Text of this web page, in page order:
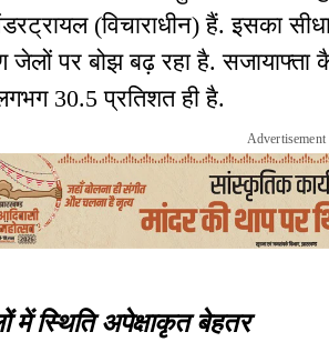
(विचाराधीन) हैं. इसका
जेलों पर बोझ बढ़ रहा है.
30.5 प्रतिशत ही है.
Advertisement
स्थिति अपेक्षाकृत बेहतर